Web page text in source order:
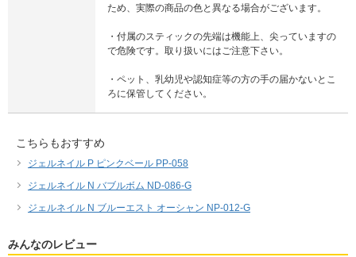
ため、実際の商品の色と異なる場合がございます。
・付属のスティックの先端は機能上、尖っていますの
で危険です。取り扱いにはご注意下さい。
・ペット、乳幼児や認知症等の方の手の届かないとこ
ろに保管してください。
こちらもおすすめ
ジェルネイル P ピンクベール PP-058
ジェルネイル N バブルボム ND-086-G
ジェルネイル N ブルーエスト オーシャン NP-012-G
みんなのレビュー